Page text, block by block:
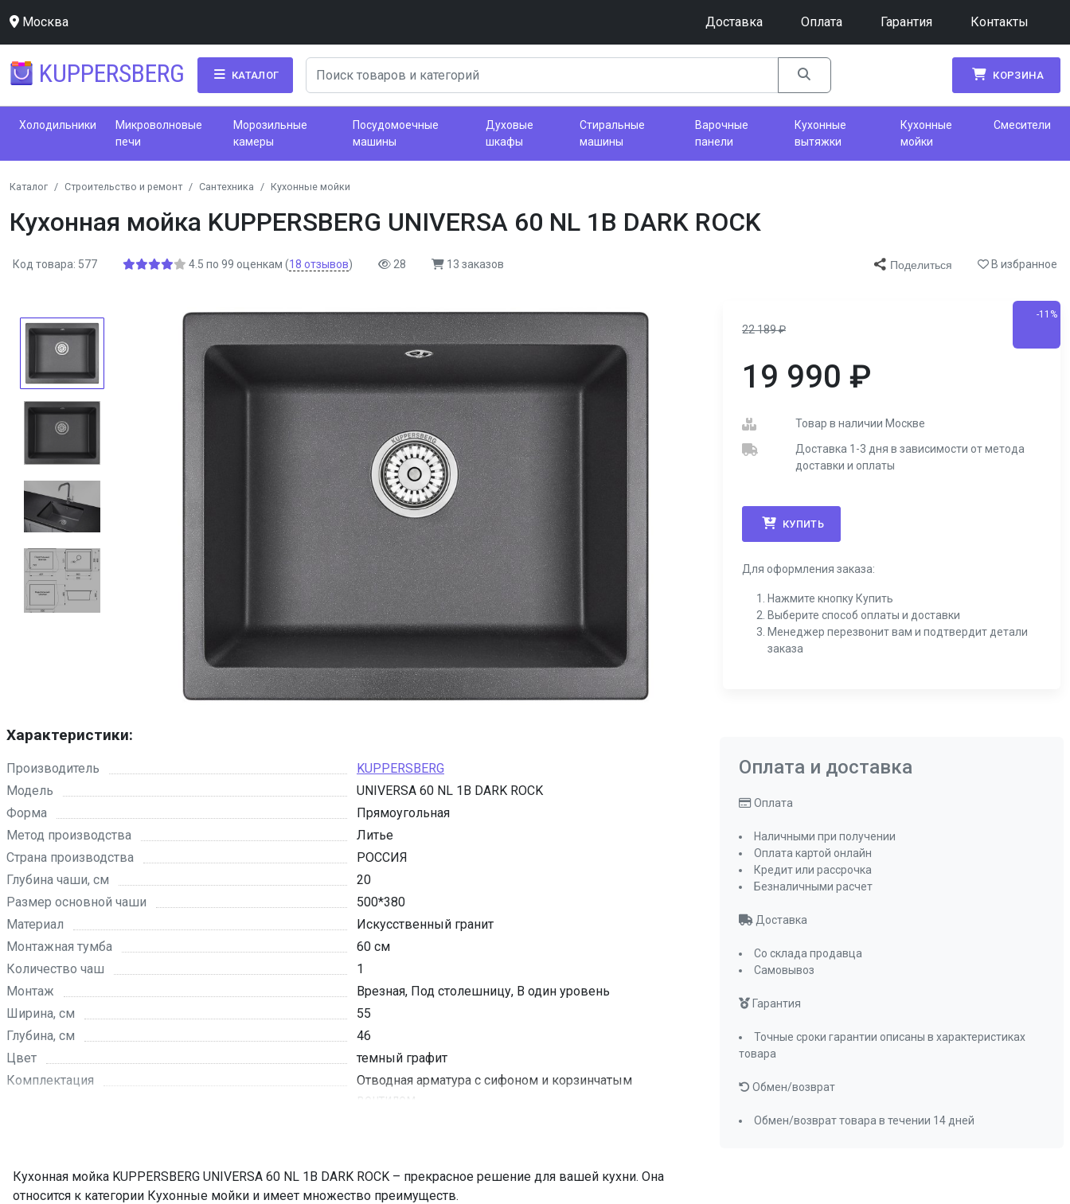
Москва Доставка Оплата Гарантия Контакты
KUPPERSBERG КАТАЛОГ КОРЗИНА
Холодильники
Микроволновые
печи
Морозильные
камеры
Посудомоечные
машины
Духовые
шкафы
Стиральные
машины
Варочные
панели
Кухонные
вытяжки
Кухонные
мойки
Смесители
Каталог Строительство и ремонт Сантехника Кухонные мойки
Кухонная мойка KUPPERSBERG UNIVERSA 60 NL 1B DARK ROCK
Код товара: 577 4.5 по 99 оценкам (18 отзывов) 28 13 заказов Поделиться В избранное
22 189₽
-11%
19 990 ₽
Товар в наличии Москве
Доставка 1-3 дня в зависимости от метода
доставки и оплаты
КУПИТЬ
Для оформления заказа:
Нажмите кнопку Купить
Выберите способ оплаты и доставки
Менеджер перезвонит вам и подтвердит детали
заказа
Характеристики:
Производитель
KUPPERSBERG
Модель
UNIVERSA 60 NL 1B DARK ROCK
Форма
Прямоугольная
Метод производства
Литье
Страна производства
РОССИЯ
Глубина чаши, см
20
Размер основной чаши
500*380
Материал
Искусственный гранит
Монтажная тумба
60 см
Количество чаш
1
Монтаж
Врезная, Под столешницу, В один уровень
Ширина, см
55
Глубина, см
46
Цвет
темный графит
Комплектация
Отводная арматура с сифоном и корзинчатым
вентилем
Кухонная мойка KUPPERSBERG UNIVERSA 60 NL 1B DARK ROCK – прекрасное решение для вашей кухни. Она
относится к категории Кухонные мойки и имеет множество преимуществ.
Оплата и доставка
Оплата
Наличными при получении
Оплата картой онлайн
Кредит или рассрочка
Безналичными расчет
Доставка
Со склада продавца
Самовывоз
Гарантия
Точные сроки гарантии описаны в характеристиках
товара
Обмен/возврат
Обмен/возврат товара в течении 14 дней